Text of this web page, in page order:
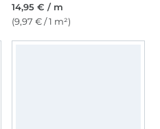
14,95 € / m
(9,97 € / 1 m²)